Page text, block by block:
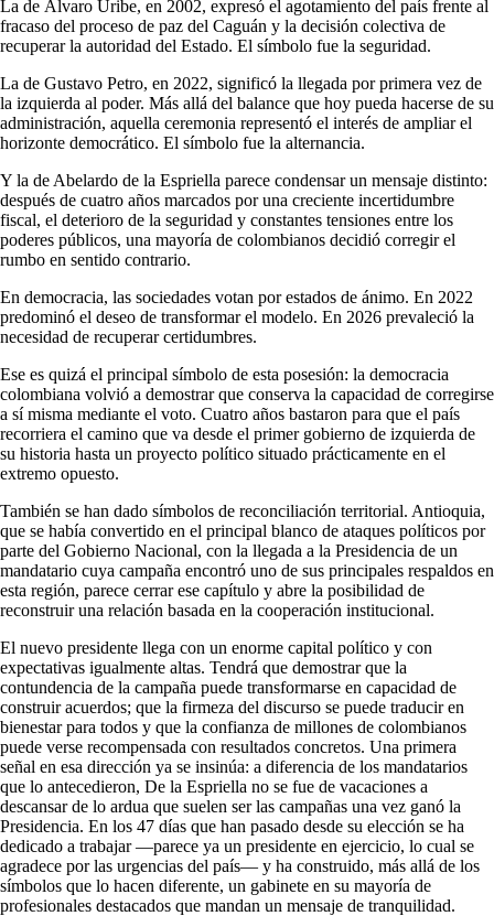
La de Álvaro Uribe, en 2002, expresó el agotamiento del país frente al
fracaso del proceso de paz del Caguán y la decisión colectiva de
recuperar la autoridad del Estado. El símbolo fue la seguridad.
La de Gustavo Petro, en 2022, significó la llegada por primera vez de
la izquierda al poder. Más allá del balance que hoy pueda hacerse de su
administración, aquella ceremonia representó el interés de ampliar el
horizonte democrático. El símbolo fue la alternancia.
Y la de Abelardo de la Espriella parece condensar un mensaje distinto:
después de cuatro años marcados por una creciente incertidumbre
fiscal, el deterioro de la seguridad y constantes tensiones entre los
poderes públicos, una mayoría de colombianos decidió corregir el
rumbo en sentido contrario.
En democracia, las sociedades votan por estados de ánimo. En 2022
predominó el deseo de transformar el modelo. En 2026 prevaleció la
necesidad de recuperar certidumbres.
Ese es quizá el principal símbolo de esta posesión: la democracia
colombiana volvió a demostrar que conserva la capacidad de corregirse
a sí misma mediante el voto. Cuatro años bastaron para que el país
recorriera el camino que va desde el primer gobierno de izquierda de
su historia hasta un proyecto político situado prácticamente en el
extremo opuesto.
También se han dado símbolos de reconciliación territorial. Antioquia,
que se había convertido en el principal blanco de ataques políticos por
parte del Gobierno Nacional, con la llegada a la Presidencia de un
mandatario cuya campaña encontró uno de sus principales respaldos en
esta región, parece cerrar ese capítulo y abre la posibilidad de
reconstruir una relación basada en la cooperación institucional.
El nuevo presidente llega con un enorme capital político y con
expectativas igualmente altas. Tendrá que demostrar que la
contundencia de la campaña puede transformarse en capacidad de
construir acuerdos; que la firmeza del discurso se puede traducir en
bienestar para todos y que la confianza de millones de colombianos
puede verse recompensada con resultados concretos. Una primera
señal en esa dirección ya se insinúa: a diferencia de los mandatarios
que lo antecedieron, De la Espriella no se fue de vacaciones a
descansar de lo ardua que suelen ser las campañas una vez ganó la
Presidencia. En los 47 días que han pasado desde su elección se ha
dedicado a trabajar —parece ya un presidente en ejercicio, lo cual se
agradece por las urgencias del país— y ha construido, más allá de los
símbolos que lo hacen diferente, un gabinete en su mayoría de
profesionales destacados que mandan un mensaje de tranquilidad.